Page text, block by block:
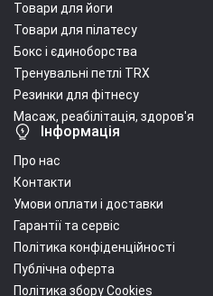
Товари для йоги
Товари для пілатесу
Бокс і єдиноборства
Тренувальні петлі TRX
Резинки для фітнесу
Масаж, реабілітація, здоров'я
Інформація
Про нас
Контакти
Умови оплати і доставки
Гарантії та сервіс
Політика конфіденційності
Публічна оферта
Політика збору Cookies